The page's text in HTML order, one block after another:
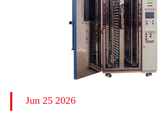
Jun 25 2026